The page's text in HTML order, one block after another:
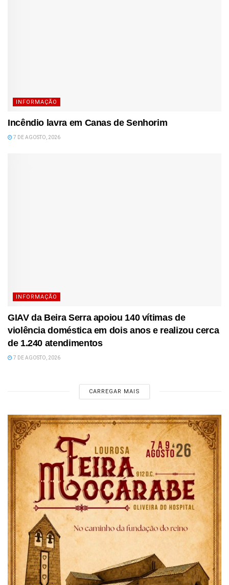
INFORMAÇÃO
Incêndio lavra em Canas de Senhorim
7 DE AGOSTO, 2026
INFORMAÇÃO
GIAV da Beira Serra apoiou 140 vítimas de
violência doméstica em dois anos e realizou cerca
de 1.240 atendimentos
7 DE AGOSTO, 2026
CARREGAR MAIS